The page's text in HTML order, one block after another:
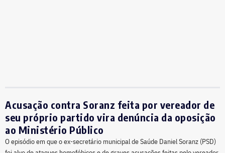
Acusação contra Soranz feita por vereador de
seu próprio partido vira denúncia da oposição
ao Ministério Público
O episódio em que o ex-secretário municipal de Saúde Daniel Soranz (PSD)